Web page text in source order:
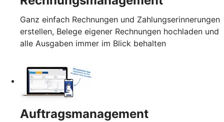
Ganz einfach Rechnungen und Zahlungserinnerungen
erstellen, Belege eigener Rechnungen hochladen und
alle Ausgaben immer im Blick behalten
Auftragsmanagement